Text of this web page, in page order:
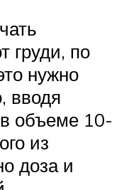
груди, по
нужно
вводя
объеме 10-
из
доза и